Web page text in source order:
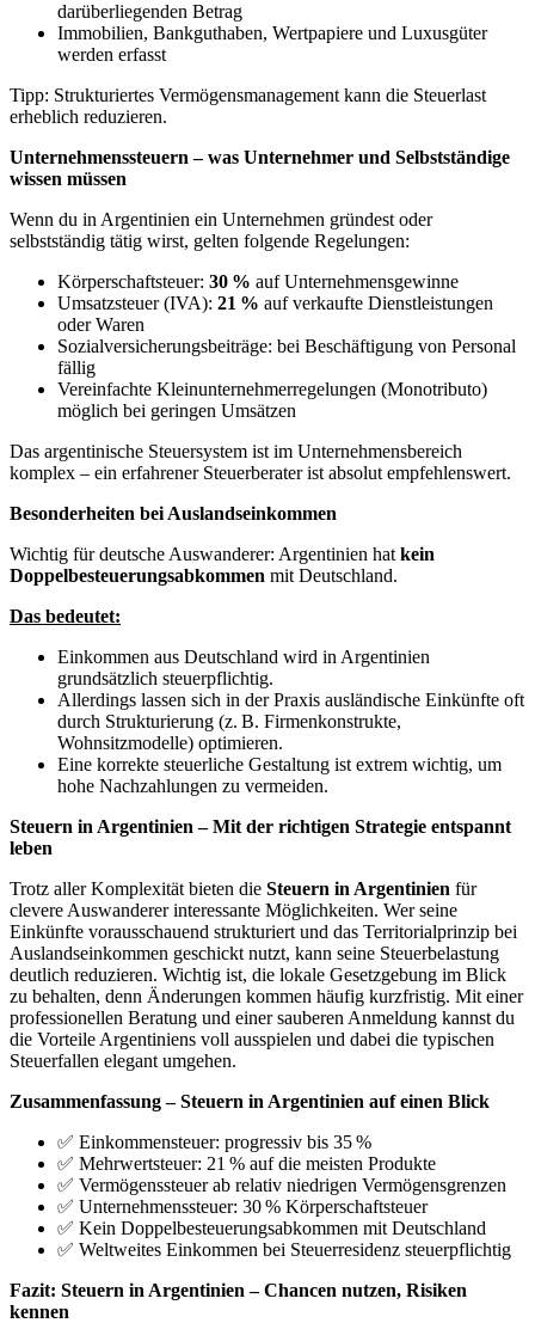
darüberliegenden Betrag
Immobilien, Bankguthaben, Wertpapiere und Luxusgüter
werden erfasst
Tipp: Strukturiertes Vermögensmanagement kann die Steuerlast
erheblich reduzieren.
Unternehmenssteuern – was Unternehmer und Selbstständige
wissen müssen
Wenn du in Argentinien ein Unternehmen gründest oder
selbstständig tätig wirst, gelten folgende Regelungen:
Körperschaftsteuer: 30 % auf Unternehmensgewinne
Umsatzsteuer (IVA): 21 % auf verkaufte Dienstleistungen
oder Waren
Sozialversicherungsbeiträge: bei Beschäftigung von Personal
fällig
Vereinfachte Kleinunternehmerregelungen (Monotributo)
möglich bei geringen Umsätzen
Das argentinische Steuersystem ist im Unternehmensbereich
komplex – ein erfahrener Steuerberater ist absolut empfehlenswert.
Besonderheiten bei Auslandseinkommen
Wichtig für deutsche Auswanderer: Argentinien hat kein
Doppelbesteuerungsabkommen mit Deutschland.
Das bedeutet:
Einkommen aus Deutschland wird in Argentinien
grundsätzlich steuerpflichtig.
Allerdings lassen sich in der Praxis ausländische Einkünfte oft
durch Strukturierung (z. B. Firmenkonstrukte,
Wohnsitzmodelle) optimieren.
Eine korrekte steuerliche Gestaltung ist extrem wichtig, um
hohe Nachzahlungen zu vermeiden.
Steuern in Argentinien – Mit der richtigen Strategie entspannt
leben
Trotz aller Komplexität bieten die Steuern in Argentinien für
clevere Auswanderer interessante Möglichkeiten. Wer seine
Einkünfte vorausschauend strukturiert und das Territorialprinzip bei
Auslandseinkommen geschickt nutzt, kann seine Steuerbelastung
deutlich reduzieren. Wichtig ist, die lokale Gesetzgebung im Blick
zu behalten, denn Änderungen kommen häufig kurzfristig. Mit einer
professionellen Beratung und einer sauberen Anmeldung kannst du
die Vorteile Argentiniens voll ausspielen und dabei die typischen
Steuerfallen elegant umgehen.
Zusammenfassung – Steuern in Argentinien auf einen Blick
✅ Einkommensteuer: progressiv bis 35 %
✅ Mehrwertsteuer: 21 % auf die meisten Produkte
✅ Vermögenssteuer ab relativ niedrigen Vermögensgrenzen
✅ Unternehmenssteuer: 30 % Körperschaftsteuer
✅ Kein Doppelbesteuerungsabkommen mit Deutschland
✅ Weltweites Einkommen bei Steuerresidenz steuerpflichtig
Fazit: Steuern in Argentinien – Chancen nutzen, Risiken
kennen